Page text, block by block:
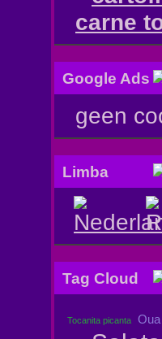
carne
Google Ads
geen
Limba
Tag Cloud
Tocanita picanta